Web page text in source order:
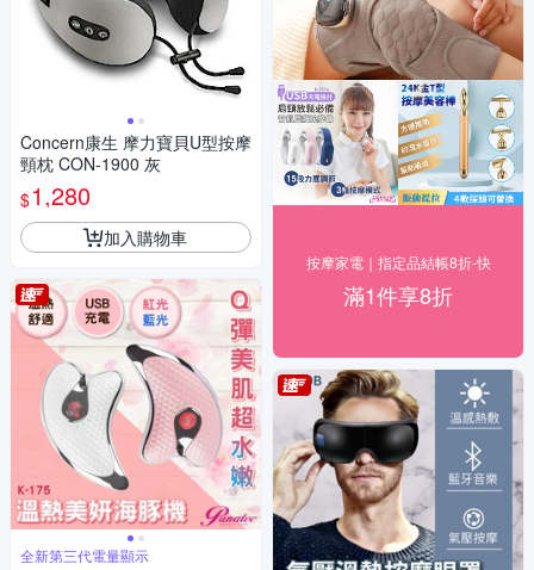
Concern康生 摩力寶貝U型按摩
頸枕 CON-1900 灰
$1,280
加入購物車
全新第三代電量顯示
按摩家電｜指定品結帳8折-快
滿1件享8折